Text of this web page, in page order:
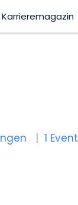
Karrieremagazin
1 Event